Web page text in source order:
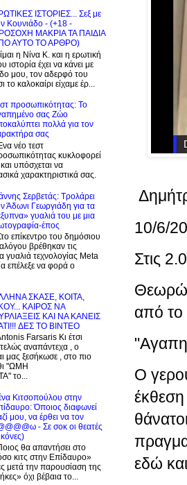
10/6/
Στις
Θεωρώ
από
Ο
έκθεση
εδώ
ΙΣΤΟΡΙΕΣ... Σεξ με
Kουνιάδο - (+18 -
ΜΑΚΡΙΑ ΤΑ ΠΑΙΔΙΑ
ΑΥΤΟ ΤΟ ΑΡΘΡΟ)
η Νίνα Κ. και η ερωτική
ιστορία έχει να κάνει με
μου, τον αδερφό του
καλοκαίρι είχαμε έρ...
προσωπικότητας: Το
σας Zώο
πολλά για τον
σας
νέο τεστ
κυκλοφορεί
υπόσχεται να
χαρακτηριστικά σας.
Σερβετάς: Τρολάρει
Άδωνι Γεωργιάδη για τα
γυαλιά του με μια
έπος
επίκεντρο του δημόσιου
βρέθηκαν τις
γυαλιά τεχνολογίας Meta
επέλεξε να φορά ο
ΣΚΑΣΕ, ΚΟΙΤΑ,
ΚΑΙΡΟΣ ΝΑ
ΚΑΙ ΝΑ ΚΑΝΕΙΣ
ΔΕΣ TO BINTEO
Farsaris Κι έτσι
αναπάντεχα , ο
μας ξεσήκωσε , στο πιο
"ΩΜΗ
το...
Κιτσοπούλου στην
Όποιος διαφωνεί
μου, να έρθει να τον
- Σε σοκ οι θεατές
θα απαντήσει στο
κιτς στην Επίδαυρο»
μετά την παρουσίαση της
όχι βέβαια το...